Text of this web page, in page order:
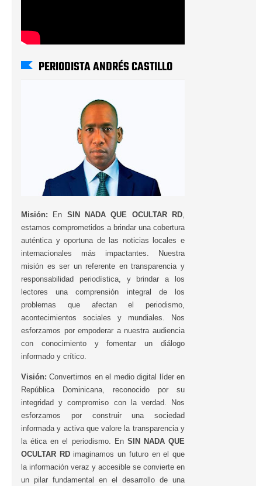
PERIODISTA ANDRÉS CASTILLO
Misión: En SIN NADA QUE OCULTAR RD
estamos comprometidos a brindar una cobertura
auténtica y oportuna de las noticias locales e
internacionales más impactantes. Nuestra
misión es ser un referente en transparencia y
responsabilidad periodística, y brindar a los
lectores una comprensión integral de los
problemas que afectan el periodismo,
acontecimientos sociales y mundiales. Nos
esforzamos por empoderar a nuestra audiencia
con conocimiento y fomentar un diálogo
informado y crítico.
Visión: Convertirnos en el medio digital líder en
República Dominicana, reconocido por su
integridad y compromiso con la verdad. Nos
esforzamos por construir una sociedad
informada y activa que valore la transparencia y
la ética en el periodismo. En SIN NADA QUE
OCULTAR RDimaginamos un futuro en el que
la información veraz y accesible se convierte en
un pilar fundamental en el desarrollo de una